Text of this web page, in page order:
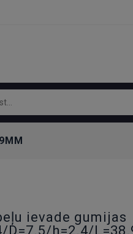
ievade gumijas
D=7.5/h=2.4/